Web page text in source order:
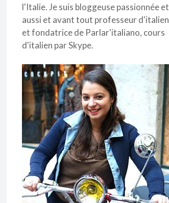
l'Italie. Je suis bloggeuse passionnée et
aussi et avant tout professeur d'italien
et fondatrice de Parlar'italiano, cours
d'italien par Skype.